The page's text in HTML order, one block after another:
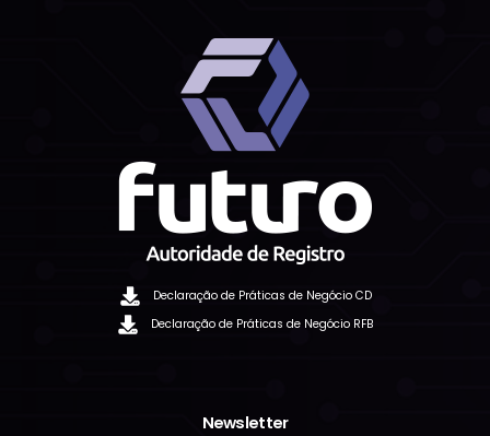
Declaração de Práticas de Negócio CD
Declaração de Práticas de Negócio RFB
Newsletter